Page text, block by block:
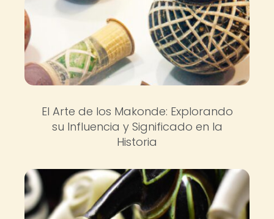
El Arte de los Makonde: Explorando
su Influencia y Significado en la
Historia